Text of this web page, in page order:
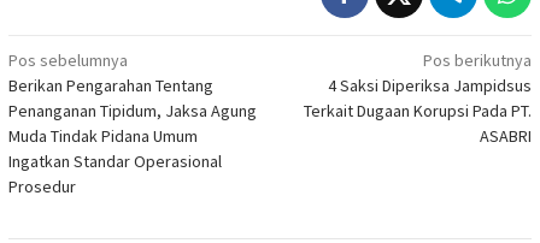
Navigasi
pos
Pos sebelumnya
Berikan Pengarahan Tentang
Penanganan Tipidum, Jaksa Agung
Muda Tindak Pidana Umum
Ingatkan Standar Operasional
Prosedur
Pos berikutnya
4 Saksi Diperiksa Jampidsus
Terkait Dugaan Korupsi Pada PT.
ASABRI